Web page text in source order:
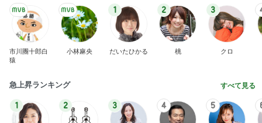
市川團十郎白
猿
小林麻央
1
だいたひかる
2
桃
3
クロ
急上昇ランキング すべて見る
1 2 3 4 5